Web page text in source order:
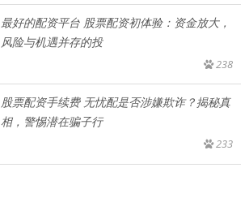
最好的配资平台 股票配资初体验：资金放大，
风险与机遇并存的投
238
股票配资手续费 无忧配是否涉嫌欺诈？揭秘真
相，警惕潜在骗子行
233